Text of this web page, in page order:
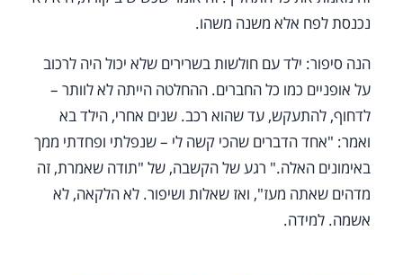
נכנסת לפח אלא משנה משהו.
הנה סיפור: ילד עם חולשות בשרירים שלא יכול היה לרכוב
על אופניים כמו כל החברים. ההחלטה הייתה לא לוותר –
לדחוף, להתעקש, עד שהוא רכב. שנים אחרי, הילד בא
ואמר: "אחד הדברים שהכי קשה לי – שנפלתי ופחדתי ממך
באימונים האלה." רגע של הקשבה, של "תודה שאמרת, זה
מדהים שאתה מעז", ואז שאלות ושיפור. לא הלקאה, לא
אשמה. למידה.